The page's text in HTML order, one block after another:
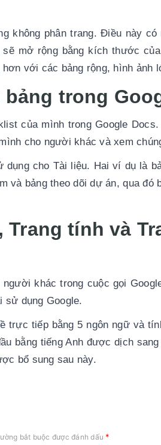
không phân trang. Điều này
mở rộng bằng kích thước
với các bảng rộng, hình ảnh
trong
của mình trong Google
cho người khác và xem
dụng cho Tài liệu. Hai ví dụ là
và bảng theo dõi dự án, qua
tính và
khác trong cuộc gọi
sử dụng Google.
trực tiếp bằng 5 ngôn ngữ và
bằng tiếng Anh được dịch
bổ sung sau này.
bắt buộc được đánh dấu *